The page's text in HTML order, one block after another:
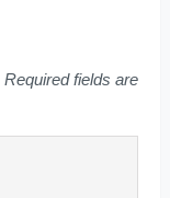
Required fields are